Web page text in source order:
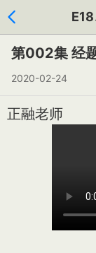
第002集 经
2020-02-24
正融老师